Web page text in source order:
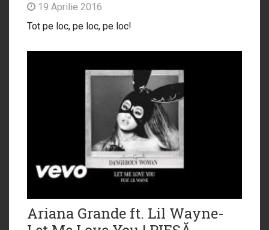
19 Aprilie 2016
Tot pe loc, pe loc, pe loc!
Ariana Grande ft. Lil Wayne-